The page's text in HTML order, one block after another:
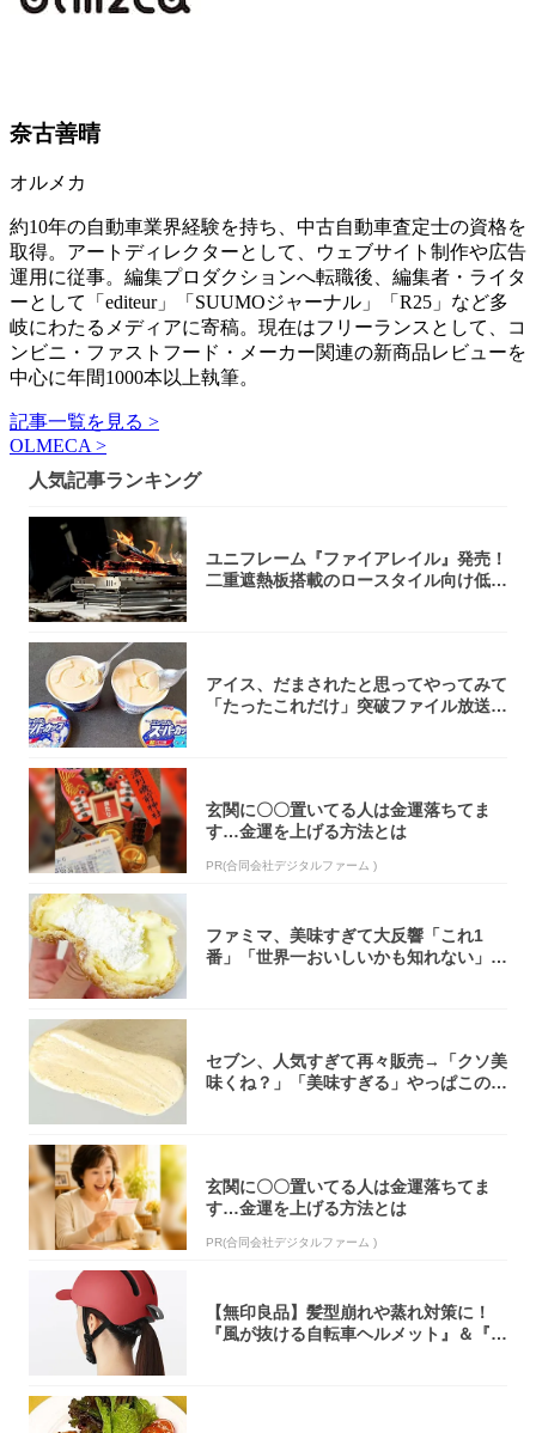
奈古善晴
オルメカ
約10年の自動車業界経験を持ち、中古自動車査定士の資格を
取得。アートディレクターとして、ウェブサイト制作や広告
運用に従事。編集プロダクションへ転職後、編集者・ライタ
ーとして「editeur」「SUUMOジャーナル」「R25」など多
岐にわたるメディアに寄稿。現在はフリーランスとして、コ
ンビニ・ファストフード・メーカー関連の新商品レビューを
中心に年間1000本以上執筆。
記事一覧を見る >
OLMECA >
人気記事ランキング
ユニフレーム『ファイアレイル』発売！
二重遮熱板搭載のロースタイル向け低型
アイス、だまされたと思ってやってみて
「たったこれだけ」突破ファイル放送で
玄関に〇〇置いてる人は金運落ちてま
す…金運を上げる方法とは
PR(合同会社デジタルファーム )
ファミマ、美味すぎて大反響「これ1
番」「世界一おいしいかも知れない」
セブン、人気すぎて再々販売→「クソ美
味くね？」「美味すぎる」やっぱこのク
玄関に〇〇置いてる人は金運落ちてま
す…金運を上げる方法とは
PR(合同会社デジタルファーム )
【無印良品】髪型崩れや蒸れ対策に！
『風が抜ける自転車ヘルメット』＆『2